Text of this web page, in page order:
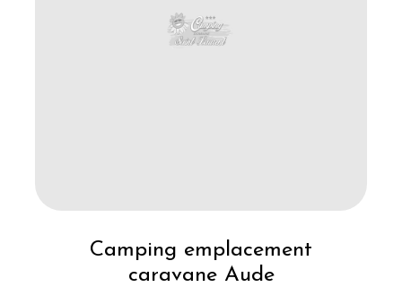
Camping emplacement
caravane Aude